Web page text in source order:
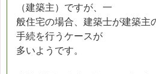
（建築主）ですが、一
般住宅の場合、建築士が建築主
手続を行うケースが
多いようです。